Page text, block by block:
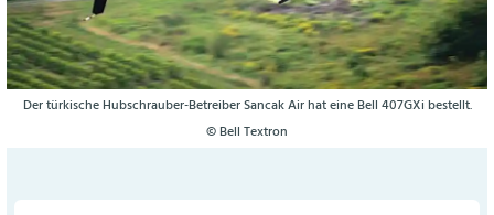
Der türkische Hubschrauber-Betreiber Sancak Air hat eine Bell 407GXi bestellt.
© Bell Textron